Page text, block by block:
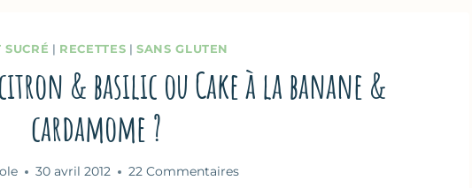
SUCRÉ | RECETTES |SANS GLUTEN
& basilic ou Cake à la banane &
cardamome ?
30 avril 2012 22 Commentaires